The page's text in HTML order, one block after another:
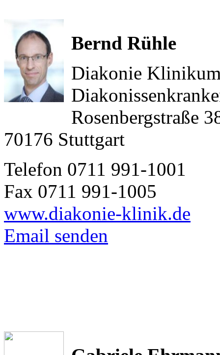
Bernd Rühle
Diakonie
Rosenbergstraße
70176 Stuttgart
Telefon 0711 991-1001
Fax 0711 991-1005
www.diakonie-klinik.de
Email senden